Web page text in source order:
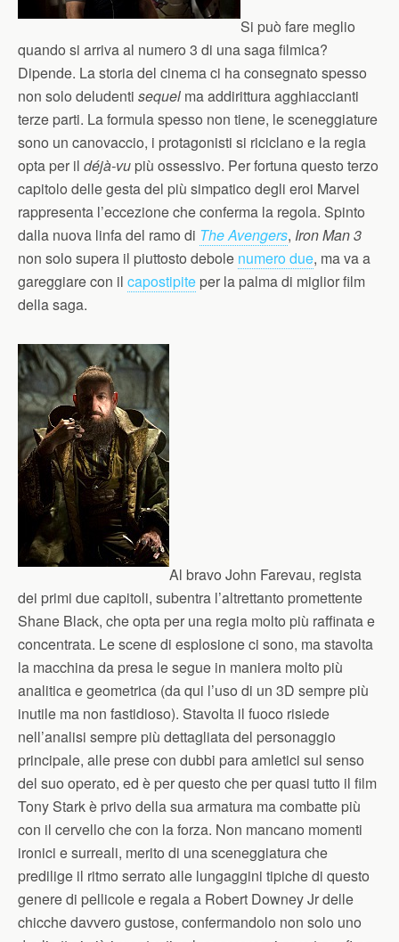
Si può fare meglio
quando si arriva al numero 3 di una saga filmica?
Dipende. La storia del cinema ci ha consegnato spesso
non solo deludenti sequel ma addirittura agghiaccianti
terze parti. La formula spesso non tiene, le sceneggiature
sono un canovaccio, i protagonisti si riciclano e la regia
opta per il déjà-vu più ossessivo. Per fortuna questo terzo
capitolo delle gesta del più simpatico degli eroi Marvel
rappresenta l’eccezione che conferma la regola. Spinto
dalla nuova linfa del ramo di The Avengers, Iron Man 3
non solo supera il piuttosto debole numero due, ma va a
gareggiare con il capostipite per la palma di miglior film
della saga.
Al bravo John Farevau, regista
dei primi due capitoli, subentra l’altrettanto promettente
Shane Black, che opta per una regia molto più raffinata e
concentrata. Le scene di esplosione ci sono, ma stavolta
la macchina da presa le segue in maniera molto più
analitica e geometrica (da qui l’uso di un 3D sempre più
inutile ma non fastidioso). Stavolta il fuoco risiede
nell’analisi sempre più dettagliata del personaggio
principale, alle prese con dubbi para amletici sul senso
del suo operato, ed è per questo che per quasi tutto il film
Tony Stark è privo della sua armatura ma combatte più
con il cervello che con la forza. Non mancano momenti
ironici e surreali, merito di una sceneggiatura che
predilige il ritmo serrato alle lungaggini tipiche di questo
genere di pellicole e regala a Robert Downey Jr delle
chicche davvero gustose, confermandolo non solo uno